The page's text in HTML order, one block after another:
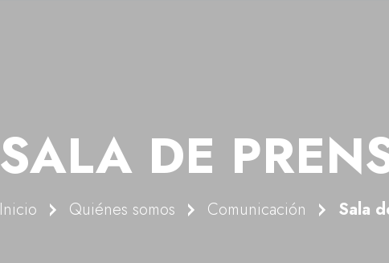
SALA DE
Inicio Quiénes somos Comunicación Sala